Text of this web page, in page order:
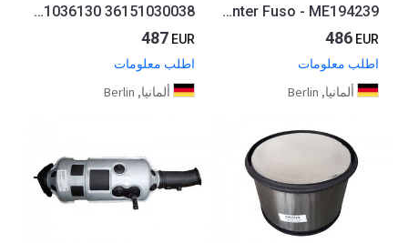
Rußpartikelfilter, Partikelfilter DPF Euro 4 MITSUBISHI Canter Fuso - ME194239
486 EUR
اطلب معلومات
ألمانيا, Berlin
Rußpartikelfilter Partikelfilter DPF MAN TGX TGS Euro 6 - 81151030107 81151030128 81151036130 36151030038
487 EUR
اطلب معلومات
ألمانيا, Berlin